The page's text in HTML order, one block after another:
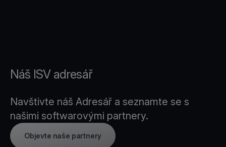
Náš ISV adresář
Navštivte náš Adresář a seznamte se s
našimi softwarovými partnery.
Objevte naše partnery